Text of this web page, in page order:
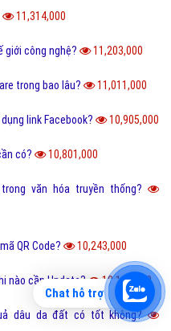
11,314,000
giới công nghệ? 11,203,000
trong bao lâu? 11,011,000
link Facebook? 10,905,000
có? 10,801,000
văn hóa truyền thống?
QR Code? 10,243,000
nào cần Update? 10,138,000
dâu da đất có tốt không?
Chat hỗ trợ